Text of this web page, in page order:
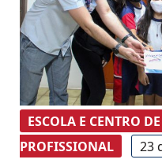
ESCOLA E CENTRO
PROFISSIONAL
23